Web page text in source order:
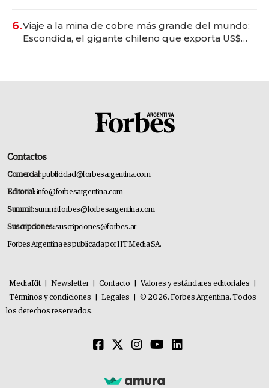
6.Viaje a la mina de cobre más grande del mundo:
Escondida, el gigante chileno que exporta US$
Contactos
Comercial:publicidad@forbesargentina.com
Editorial:info@forbesargentina.com
Summit:summitforbes@forbesargentina.com
Suscripciones:suscripciones@forbes.ar
Forbes Argentina es publicada por HT Media SA.
MediaKit Newsletter Contacto Valores y estándares editoriales
Términos y condiciones
Legales
© 2026. Forbes Argentina. Todos
los derechos reservados.